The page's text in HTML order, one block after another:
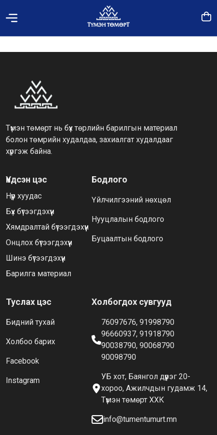
Түмэн төмөрт нь бүх төрлийн барилгын материал
болон төмрийн худалдаа, захиалгат худалдааг
хүргэж байна.
Үндсэн цэс
Нүүр хуудас
Бүх бүтээгдэхүүн
Хямдралтай бүтээгдэхүүн
Онцлох бүтээгдэхүүн
Шинэ бүтээгдэхүүн
Барилга материал
Бодлого
Үйлчилгээний нөхцөл
Нууцлалын бодлого
Буцаалтын бодлого
Туслах цэс
Бидний тухай
Холбоо барих
Facebook
Instagram
Холбогдох сувгууд
76097676, 91998790
96660937, 91918790
90038790, 90068790
90098790
УБ хот, Баянгол дүүрэг 20-
хороо, Ажилчдын гудамж 14,
Түмэн төмөрт ХХК
info@tumentumurt.mn